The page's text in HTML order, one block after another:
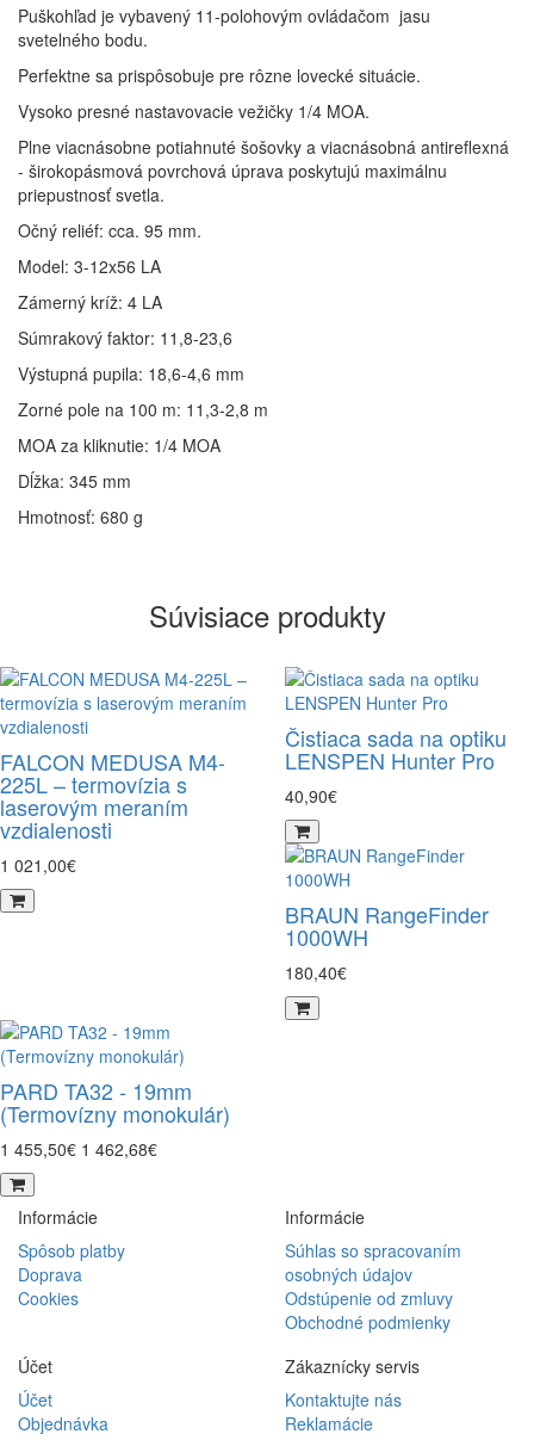
Puškohľad je vybavený 11-polohovým ovládačom jasu
svetelného bodu.
Perfektne sa prispôsobuje pre rôzne lovecké situácie.
Vysoko presné nastavovacie vežičky 1/4 MOA.
Plne viacnásobne potiahnuté šošovky a viacnásobná antireflexná
- širokopásmová povrchová úprava poskytujú maximálnu
priepustnosť svetla.
Očný reliéf: cca. 95 mm.
Model: 3-12x56 LA
Zámerný kríž: 4 LA
Súmrakový faktor: 11,8-23,6
Výstupná pupila: 18,6-4,6 mm
Zorné pole na 100 m: 11,3-2,8 m
MOA za kliknutie: 1/4 MOA
Dĺžka: 345 mm
Hmotnosť: 680 g
Súvisiace produkty
FALCON MEDUSA M4-
225L – termovízia s
laserovým meraním
vzdialenosti
1 021,00€
Čistiaca sada na optiku
LENSPEN Hunter Pro
40,90€
BRAUN RangeFinder
1000WH
180,40€
PARD TA32 - 19mm
(Termovízny monokulár)
1 455,50€ 1 462,68€
Informácie
Spôsob platby
Doprava
Cookies
Informácie
Súhlas so spracovaním
osobných údajov
Odstúpenie od zmluvy
Obchodné podmienky
Účet
Účet
Objednávka
Zákaznícky servis
Kontaktujte nás
Reklamácie